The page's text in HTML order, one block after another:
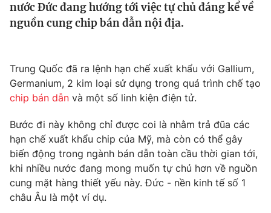
Thế giới
Thế giới đó đây
Câu chuyện quốc tế
Tài chính
Thị trường
Góc doanh nghiệp
Dữ liệu và đời sống
Truyền hình
Phim VTV
Hậu trường
Nhân vật
Giải trí
Điện ảnh
Đời sống
nước Đức đang hướng tới việc tự chủ đáng kể về
nguồn cung chip bán dẫn nội địa.
Trung Quốc đã ra lệnh hạn chế xuất khẩu với Gallium,
Germanium, 2 kim loại sử dụng trong quá trình chế tạo
chip bán dẫn và một số linh kiện điện tử.
Bước đi này không chỉ được coi là nhằm trả đũa các
hạn chế xuất khẩu chip của Mỹ, mà còn có thể gây
biến động trong ngành bán dẫn toàn cầu thời gian tới,
khi nhiều nước đang mong muốn tự chủ hơn về nguồn
cung mặt hàng thiết yếu này. Đức - nền kinh tế số 1
châu Âu là một ví dụ.